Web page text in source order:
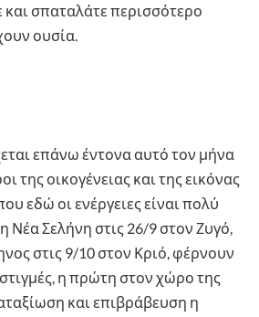
και σπαταλάτε περισσότερο
ουσία.
επάνω έντονα αυτό τον μήνα
της οικογένειας και της εικόνας
εδώ οι ενέργειες είναι πολύ
Νέα Σελήνη στις 26/9 στον Ζυγό,
στις 9/10 στον Κριό, φέρνουν
η πρώτη στον χώρο της
και επιβράβευση η